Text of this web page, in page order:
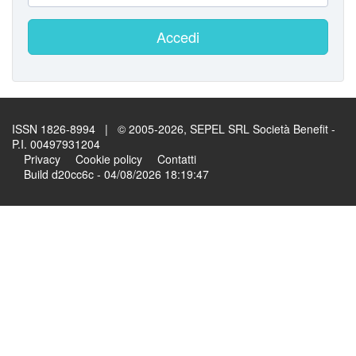
Accedi
ISSN 1826-8994 | © 2005-2026, SEPEL SRL Società Benefit -
P.I. 00497931204
Privacy
Cookie policy
Contatti
Build d20cc6c - 04/08/2026 18:19:47